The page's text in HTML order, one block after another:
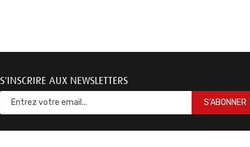
S'INSCRIRE AUX NEWSLETTERS
S'ABONNER